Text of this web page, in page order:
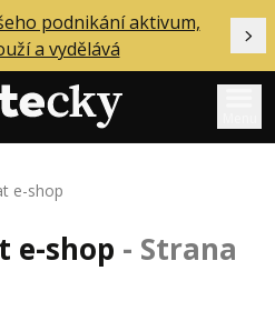
podnikání aktivum,
a vydělává
e-shop
e-shop - Strana